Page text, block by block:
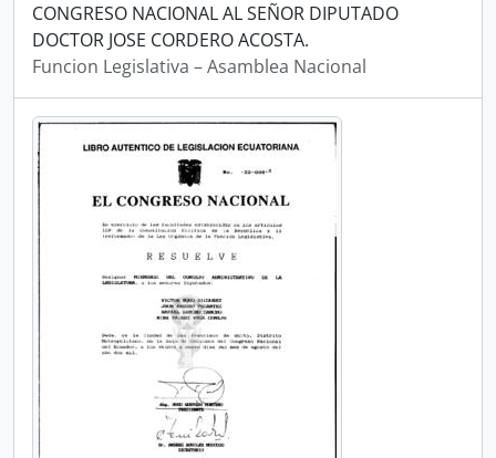
CONGRESO NACIONAL AL SEÑOR DIPUTADO
DOCTOR JOSE CORDERO ACOSTA.
Funcion Legislativa – Asamblea Nacional